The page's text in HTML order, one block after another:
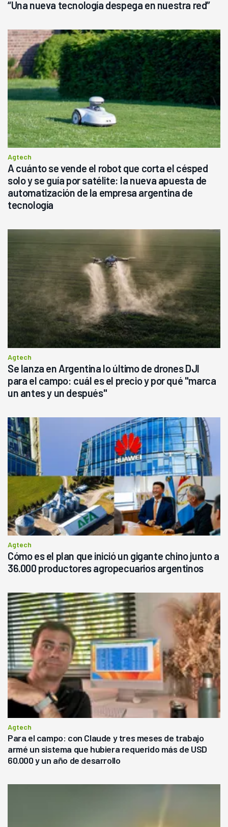
“Una nueva tecnología despega en nuestra red”
Agtech
A cuánto se vende el robot que corta el césped
solo y se guía por satélite: la nueva apuesta de
automatización de la empresa argentina de
tecnología
Agtech
Se lanza en Argentina lo último de drones DJI
para el campo: cuál es el precio y por qué "marca
un antes y un después"
Agtech
Cómo es el plan que inició un gigante chino junto a
36.000 productores agropecuarios argentinos
Agtech
Para el campo: con Claude y tres meses de trabajo
armé un sistema que hubiera requerido más de USD
60.000 y un año de desarrollo